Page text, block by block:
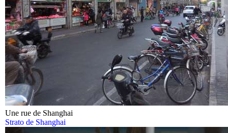
Une rue de Shanghai
Strato de Shanghai